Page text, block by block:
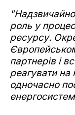
роль у
ресурсу.
партнерів і
реагувати на
одночасно